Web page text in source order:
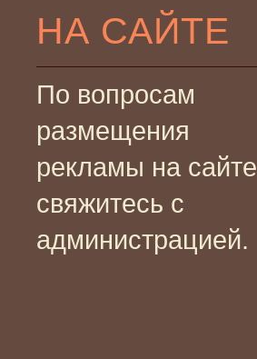
НА САЙТЕ
По вопросам
размещения
рекламы на сайте
свяжитесь с
администрацией.